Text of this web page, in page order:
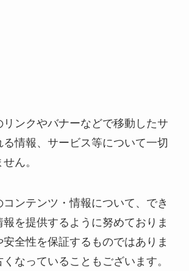
リンクやバナーなどで移動したサ
る情報、サービス等について一切
ん。
コンテンツ・情報について、でき
を提供するように努めておりま
全性を保証するものではありま
なっていることもございます。